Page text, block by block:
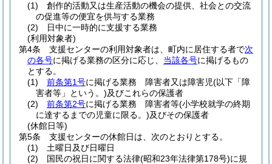
(1)
創作的活動又は生産活動の機会の提供、社会との交流
の促進等の便宜を供与する業務
(2)
日中に一時的に支援する業務
(利用対象者)
第4条
支援センターの利用対象者は、町内に居住する者で次
の各号に掲げる業務の区分に応じ、 当該各号に掲げるもの
とする。
(1)
前条第1号に掲げる業務 障害者又は障害児(以下「障
害者等」という。)及びこれらの保護者
(2)
前条第2号に掲げる業務 障害者等(小学校就学の終期
に達するまでの児童に限る。)及びその保護者
(休館日等)
第5条
支援センターの休館日は、次のとおりとする。
(1)
土曜日及び日曜日
(2)
国民の祝日に関する法律(昭和23年法律第178号)に規